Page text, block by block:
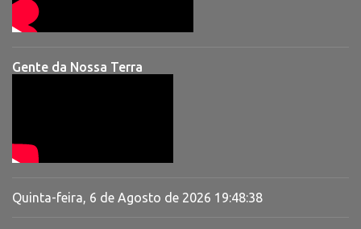
Gente da Nossa Terra
Quinta-feira, 6 de Agosto de 2026 19:48:39